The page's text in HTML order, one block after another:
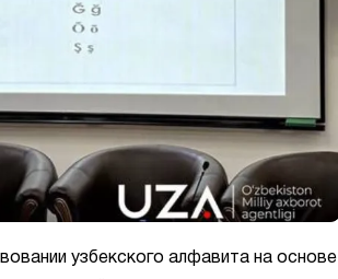
узбекского алфавита на основе